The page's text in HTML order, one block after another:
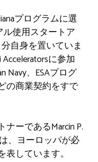
プログラムに選
使用スタートア
自身を置いていま
Acceleratorsに参加
Navy、ESAプログ
の商業契約をすで
ーであるMarcin P.
、ヨーロッパが必
しています。